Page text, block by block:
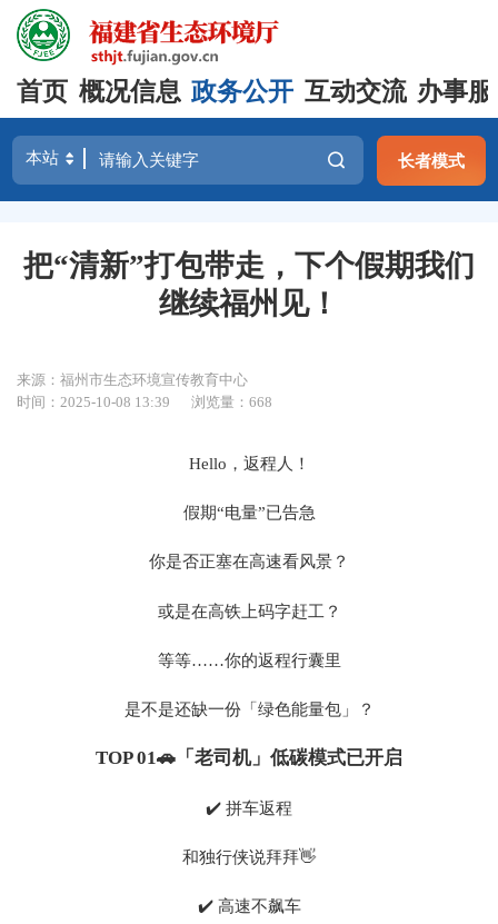
首页 概况信息 政务公开 互动交流 办事
长者模式
把“清新”打包带走，下个假期我们
继续福州见！
来源：福州市生态环境宣传教育中心
时间：2025-10-08 13:39
浏览量：668
Hello，返程人！
假期“电量”已告急
你是否正塞在高速看风景？
或是在高铁上码字赶工？
等等……你的返程行囊里
是不是还缺一份「绿色能量包」？
TOP 01🚗「老司机」低碳模式已开启
✔️ 拼车返程
和独行侠说拜拜👋
✔️ 高速不飙车